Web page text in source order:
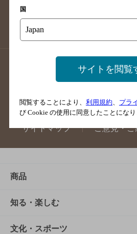
店舗登録方法のご案内
店舗
掲載店舗様ログ
サイトマップ ご意見・ご
商品
商品TOP
商品一覧
知る・楽しむ
知る・楽しむTOP
文化・スポーツ
国
サイトを閲覧
閲覧することにより、 利用規約 プラ
び Cookie の使用に同意したことになり